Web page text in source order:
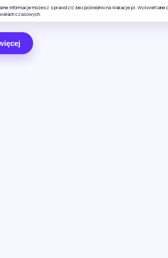
informacje możesz sprawdzić bezpośrednio na Wakacje.pl. Wyświetlane
czasowych.